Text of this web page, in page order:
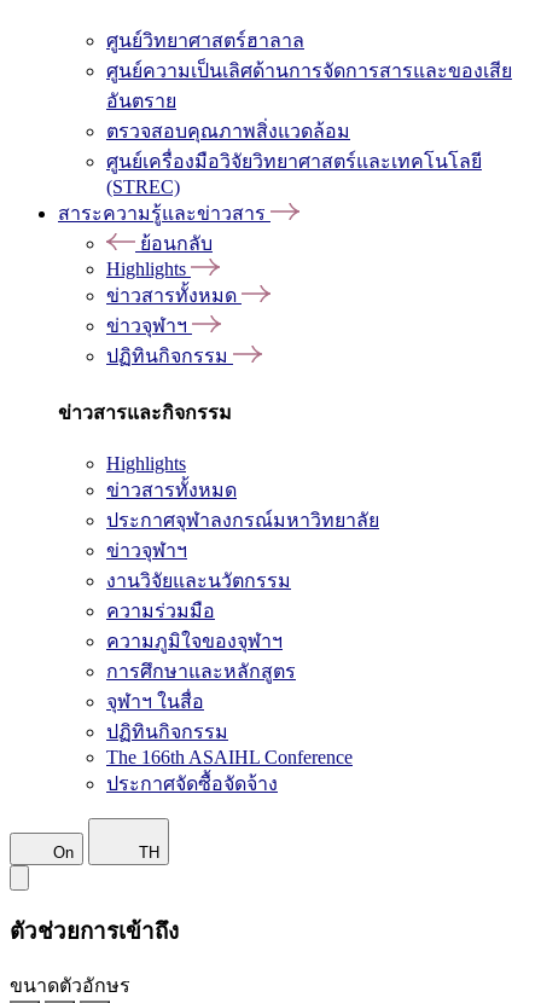
ศูนย์วิทยาศาสตร์ฮาลาล
ศูนย์ความเป็นเลิศด้านการจัดการสารและของเสีย
อันตราย
ตรวจสอบคุณภาพสิ่งแวดล้อม
ศูนย์เครื่องมือวิจัยวิทยาศาสตร์และเทคโนโลยี
(STREC)
สาระความรู้และข่าวสาร
ย้อนกลับ
Highlights
ข่าวสารทั้งหมด
ข่าวจุฬาฯ
ปฏิทินกิจกรรม
ข่าวสารและกิจกรรม
Highlights
ข่าวสารทั้งหมด
ประกาศจุฬาลงกรณ์มหาวิทยาลัย
ข่าวจุฬาฯ
งานวิจัยและนวัตกรรม
ความร่วมมือ
ความภูมิใจของจุฬาฯ
การศึกษาและหลักสูตร
จุฬาฯ ในสื่อ
ปฏิทินกิจกรรม
The 166th ASAIHL Conference
ประกาศจัดซื้อจัดจ้าง
On TH
ตัวช่วยการเข้าถึง
ขนาดตัวอักษร